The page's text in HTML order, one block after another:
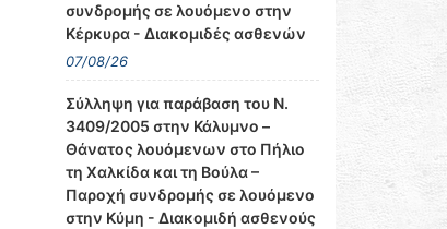
συνδρομής σε λουόμενο στην
Κέρκυρα - Διακομιδές ασθενών
07/08/26
Σύλληψη για παράβαση του Ν.
3409/2005 στην Κάλυμνο –
Θάνατος λουόμενων στο Πήλιο
τη Χαλκίδα και τη Βούλα –
Παροχή συνδρομής σε λουόμενο
στην Κύμη - Διακομιδή ασθενούς